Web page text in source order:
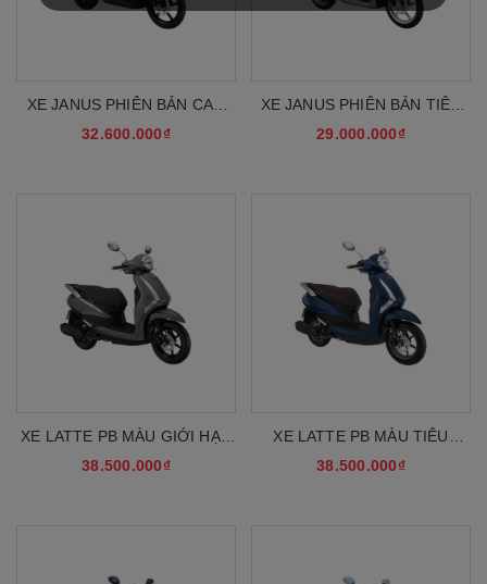
XE JANUS PHIÊN BẢN CAO
CẤP MẪU MỚI
32.600.000₫
XE JANUS PHIÊN BẢN TIÊU
CHUẨN MẪU MỚI
29.000.000₫
XE LATTE PB MÀU GIỚI HẠN
MÀU MỚI
38.500.000₫
XE LATTE PB MÀU TIÊU
CHUẨN MÀU MỚI
38.500.000₫